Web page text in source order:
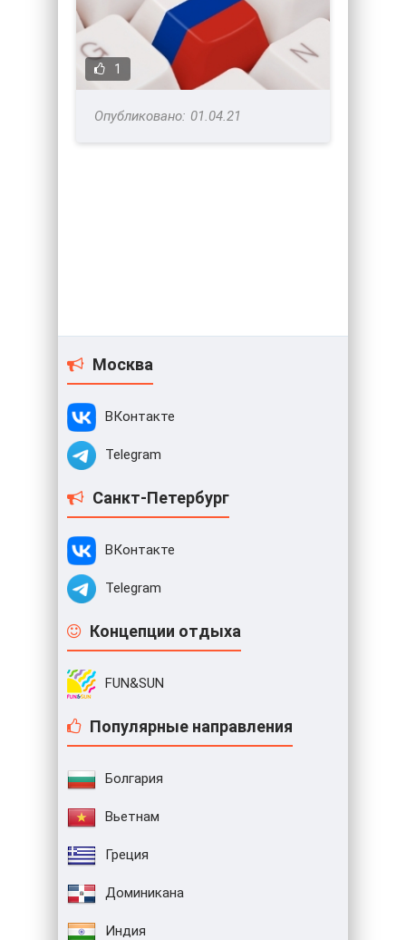
1
01.04.21
Москва
ВКонтакте
Telegram
Санкт-Петербург
ВКонтакте
Telegram
Концепции отдыха
FUN&SUN
Популярные направления
Болгария
Вьетнам
Греция
Доминикана
Индия